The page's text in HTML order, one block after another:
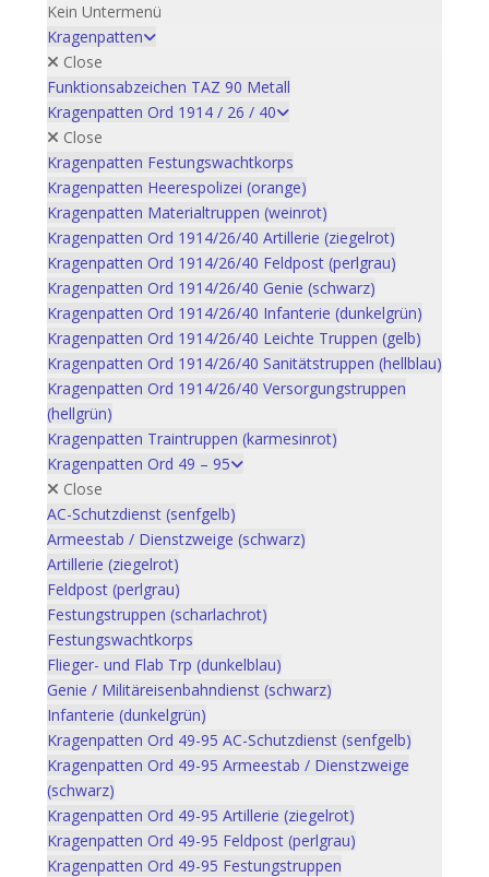
Kein Untermenü
Kragenpatten
Close
Funktionsabzeichen TAZ 90 Metall
Kragenpatten Ord 1914 / 26 / 40
Close
Kragenpatten Festungswachtkorps
Kragenpatten Heerespolizei (orange)
Kragenpatten Materialtruppen (weinrot)
Kragenpatten Ord 1914/26/40 Artillerie (ziegelrot)
Kragenpatten Ord 1914/26/40 Feldpost (perlgrau)
Kragenpatten Ord 1914/26/40 Genie (schwarz)
Kragenpatten Ord 1914/26/40 Infanterie (dunkelgrün)
Kragenpatten Ord 1914/26/40 Leichte Truppen (gelb)
Kragenpatten Ord 1914/26/40 Sanitätstruppen (hellblau)
Kragenpatten Ord 1914/26/40 Versorgungstruppen
(hellgrün)
Kragenpatten Traintruppen (karmesinrot)
Kragenpatten Ord 49 – 95
Close
AC-Schutzdienst (senfgelb)
Armeestab / Dienstzweige (schwarz)
Artillerie (ziegelrot)
Feldpost (perlgrau)
Festungstruppen (scharlachrot)
Festungswachtkorps
Flieger- und Flab Trp (dunkelblau)
Genie / Militäreisenbahndienst (schwarz)
Infanterie (dunkelgrün)
Kragenpatten Ord 49-95 AC-Schutzdienst (senfgelb)
Kragenpatten Ord 49-95 Armeestab / Dienstzweige
(schwarz)
Kragenpatten Ord 49-95 Artillerie (ziegelrot)
Kragenpatten Ord 49-95 Feldpost (perlgrau)
Kragenpatten Ord 49-95 Festungstruppen